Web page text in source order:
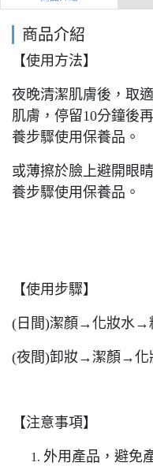
商品介紹
【使用方法】
夜晚清潔肌膚後，取
肌膚，停留10分鐘後
養步驟使用保養品。
或薄擦於臉上避開眼
養步驟使用保養品。
【使用步驟】
(日間)潔顏→化妝水
(夜間)卸妝→潔顏→
【注意事項】
外用產品，避免